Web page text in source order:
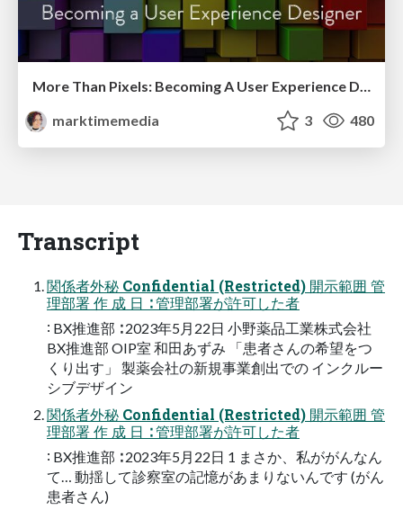
marktimemedia
3 480
Transcript
関係者外秘 Confidential (Restricted) 開示範囲 管
理部署 作 成 日 ∶ 管理部署が許可した者
∶ BX推進部 ∶ 2023年5月22日 小野薬品工業株式会社
BX推進部 OIP室 和田あずみ 「患者さんの希望をつ
くり出す」 製薬会社の新規事業創出での インクルー
シブデザイン
関係者外秘 Confidential (Restricted) 開示範囲 管
理部署 作 成 日 ∶ 管理部署が許可した者
∶ BX推進部 ∶ 2023年5月22日 1 まさか、私ががんなん
て… 動揺して診察室の記憶があまりないんです (がん
患者さん)